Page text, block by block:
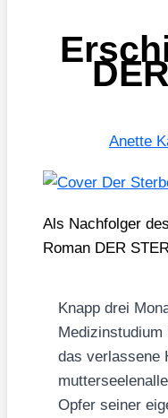
Anette
Als Nach­fol­ger
Roman DER
Knapp drei
das ver­las­se­ne
Opfer sei­ner